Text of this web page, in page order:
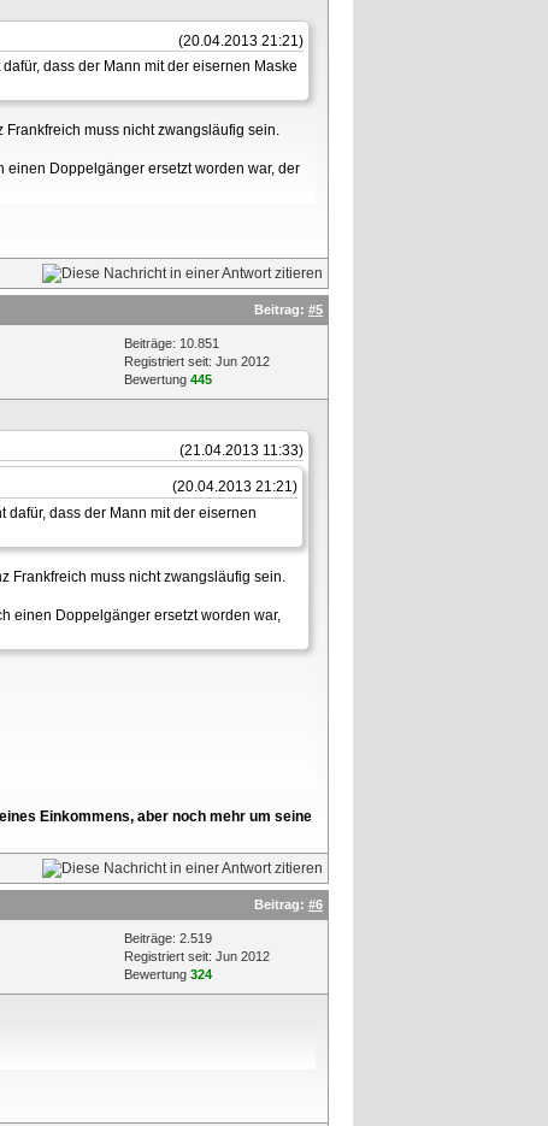
(20.04.2013 21:21)
dass der Mann mit der eisernen Maske
muss nicht zwangsläufig sein.
einen Doppelgänger ersetzt worden war, der
Beitrag: #5
Beiträge: 10.851
Registriert seit: Jun 2012
Bewertung 445
(21.04.2013 11:33)
(20.04.2013 21:21)
dafür, dass der Mann mit der eisernen
Frankfreich muss nicht zwangsläufig sein.
einen Doppelgänger ersetzt worden war,
Einkommens, aber noch mehr um seine
Beitrag: #6
Beiträge: 2.519
Registriert seit: Jun 2012
Bewertung 324